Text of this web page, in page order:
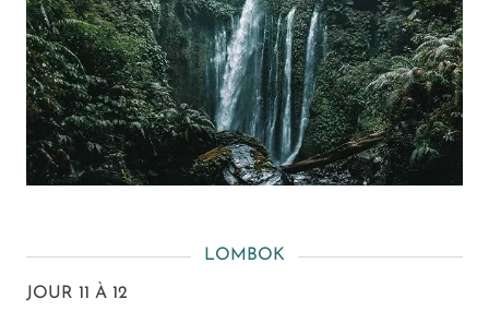
LOMBOK
JOUR 11 À 12